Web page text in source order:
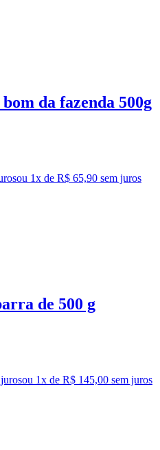
da fazenda 500g
ou 1x de R$ 65,90 sem juros
de 500 g
ou 1x de R$ 145,00 sem juros